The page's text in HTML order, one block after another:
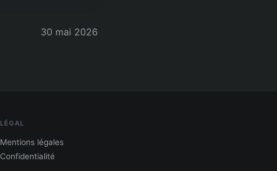
30 mai 2026
LÉGAL
Mentions légales
Confidentialité